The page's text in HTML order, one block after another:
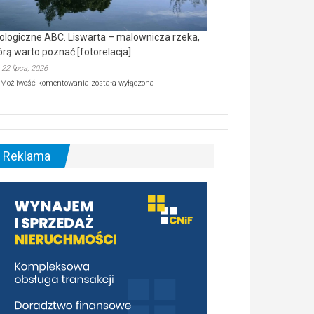
ABC. Liswarta – malownicza rzeka,
warto poznać [fotorelacja]
22 lipca, 2026
Możliwość komentowania Ekologiczne
–
malownicza
[fotorelacja]
została wyłączona
Reklama